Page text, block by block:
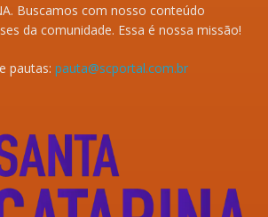
Buscamos com nosso conteúdo
da comunidade. Essa é nossa missão!
pautas: pauta@scportal.com.br